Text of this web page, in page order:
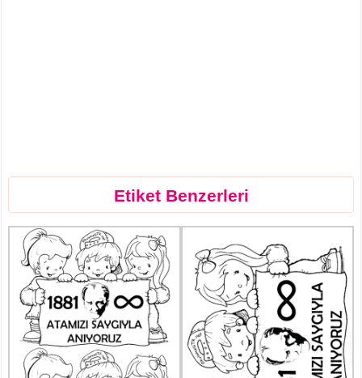
Etiket Benzerleri